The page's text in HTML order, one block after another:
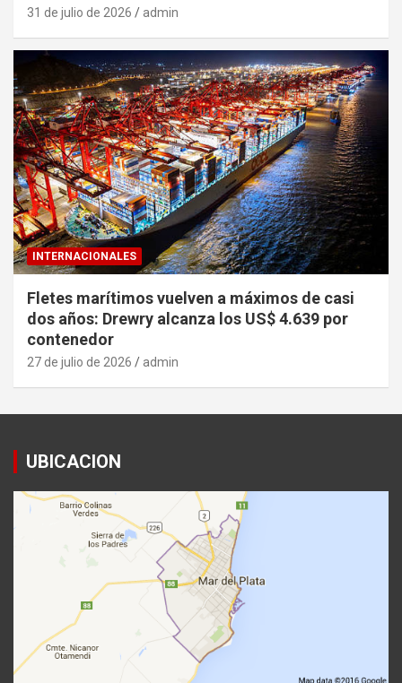
31 de julio de 2026 admin
INTERNACIONALES
Fletes marítimos vuelven a máximos de casi
dos años: Drewry alcanza los US$ 4.639 por
contenedor
27 de julio de 2026 admin
UBICACION